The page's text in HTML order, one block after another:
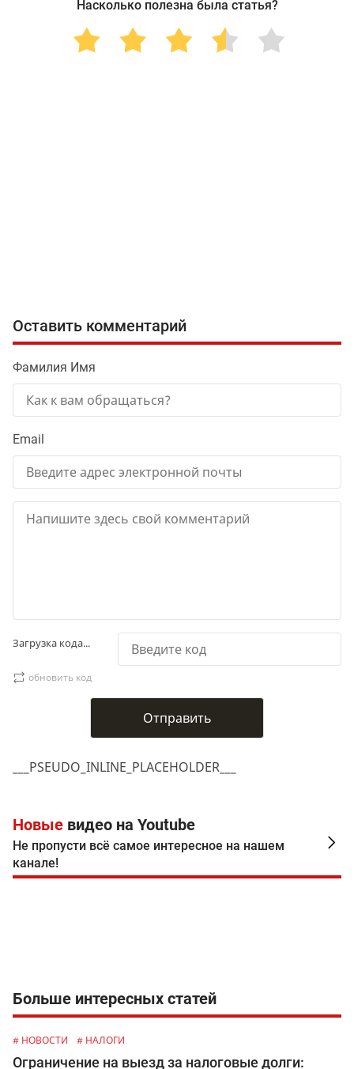
Насколько полезна была статья?
___PSEUDO_INLINE_PLACEHOLDER___
Оставить комментарий
Фамилия Имя
Email
Загрузка кода...
обновить код
Новые видео на Youtube
Не пропусти всё самое интересное на нашем
канале!
Больше интересных статей
# НОВОСТИ # НАЛОГИ
Ограничение на выезд за налоговые долги: